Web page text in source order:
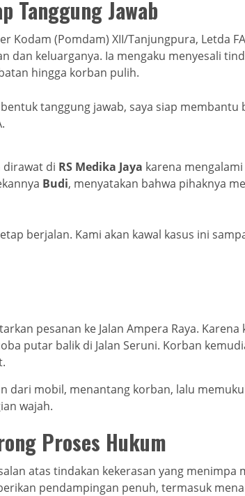
Tanggung Jawab
Kodam (Pomdam) XII/Tanjungpura, Letda FA
dan keluarganya. Ia mengaku menyesali
hingga korban pulih.
tanggung jawab, saya siap membantu
dirawat di RS Medika Jaya karena
Budi, menyatakan bahwa pihaknya
berjalan. Kami akan kawal kasus ini
pesanan ke Jalan Ampera Raya. Karena
putar balik di Jalan Seruni. Korban
dari mobil, menantang korban, lalu
wajah.
Proses Hukum
atas tindakan kekerasan yang menimpa
pendampingan penuh, termasuk